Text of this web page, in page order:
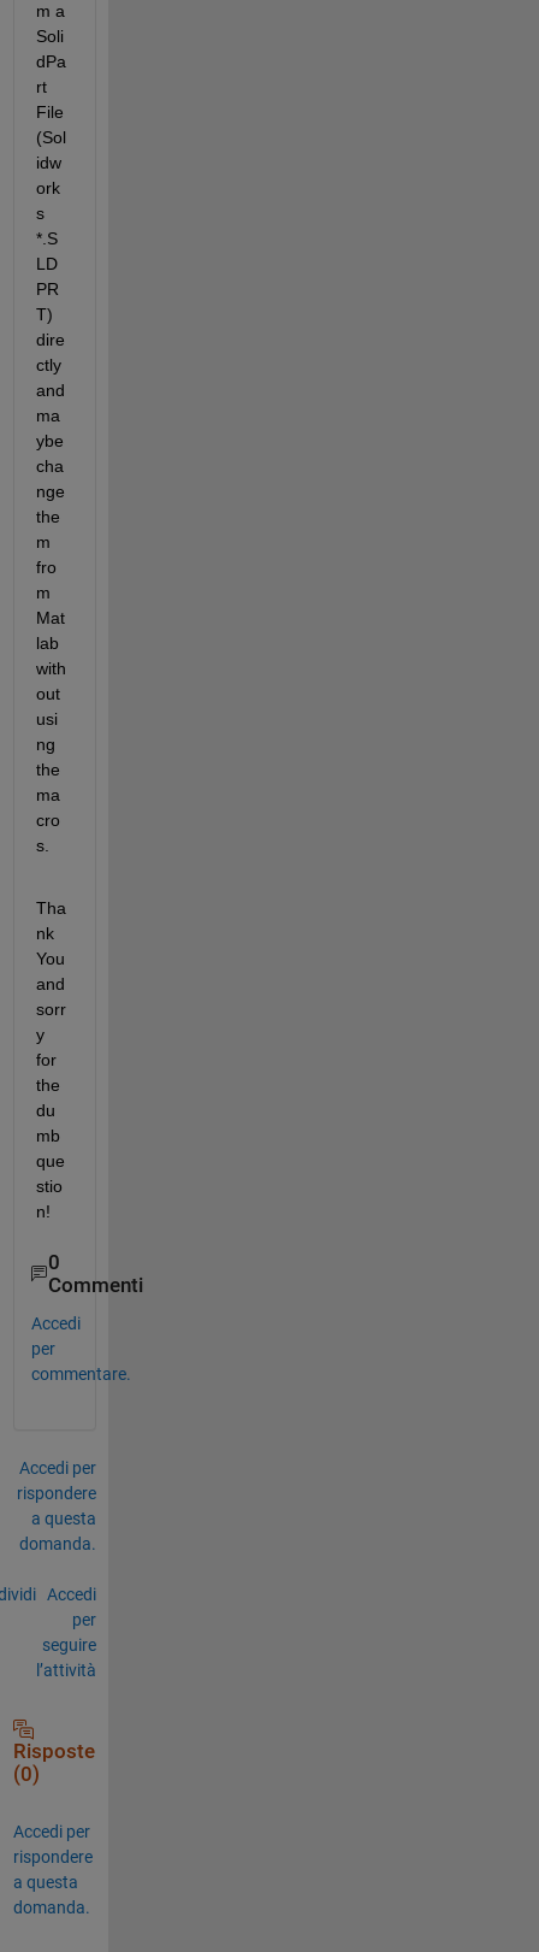
m a
Soli
dPa
rt
File
(Sol
idw
ork
s
*.S
LD
PR
T)
dire
ctly
and
ma
ybe
cha
nge
the
m
fro
m
Mat
lab
with
out
usi
ng
the
ma
cro
s.
Tha
nk
You
and
sorr
y
for
the
du
mb
que
stio
n!
0
Commenti
Accedi
per
commentare.
Accedi per
rispondere
a questa
domanda.
Accedi
per
seguire
l’attività
Risposte
(0)
Accedi per
rispondere
a questa
domanda.